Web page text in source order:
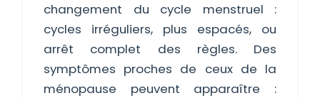
changement du cycle menstruel :
cycles irréguliers, plus espacés, ou
arrêt complet des règles. Des
symptômes proches de ceux de la
ménopause peuvent apparaître :